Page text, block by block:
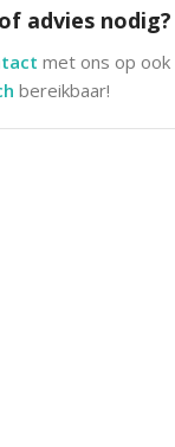
advies nodig?
met ons op ook
bereikbaar!